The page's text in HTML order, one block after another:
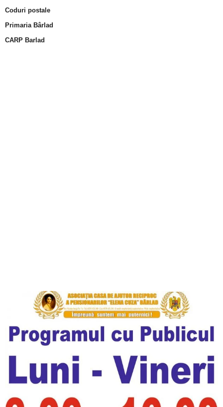
Coduri postale
Primaria Bârlad
CARP Barlad